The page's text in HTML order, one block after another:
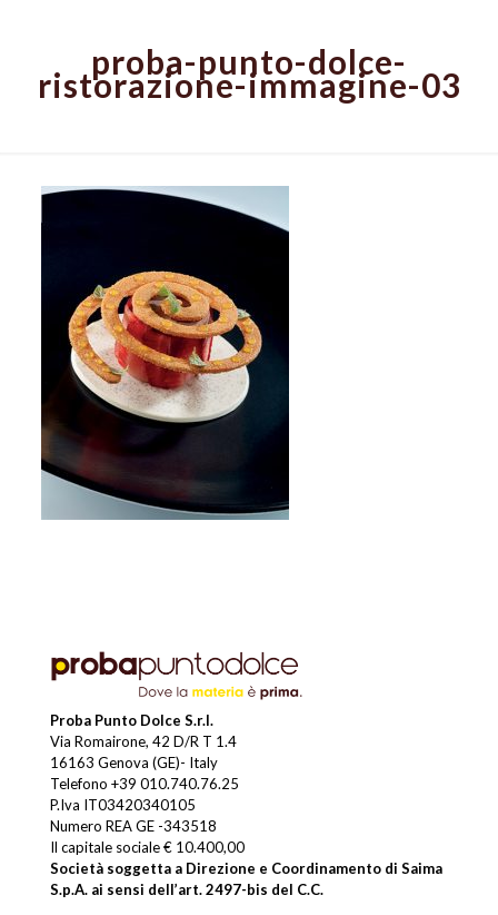
proba-punto-dolce-
ristorazione-immagine-03
Proba Punto Dolce S.r.l.
Via Romairone, 42 D/R T 1.4
16163 Genova (GE)- Italy
Telefono +39 010.740.76.25
P.Iva IT03420340105
Numero REA GE -343518
Il capitale sociale € 10.400,00
Società soggetta a Direzione e Coordinamento di Saima
S.p.A. ai sensi dell’art. 2497-bis del C.C.